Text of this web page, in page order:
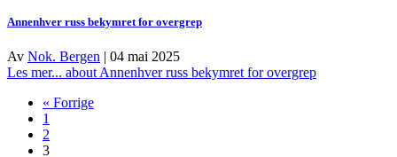
Annenhver russ bekymret for overgrep
Av Nok. Bergen | 04 mai 2025
Les mer... about Annenhver russ bekymret for overgrep
« Forrige
1
2
3